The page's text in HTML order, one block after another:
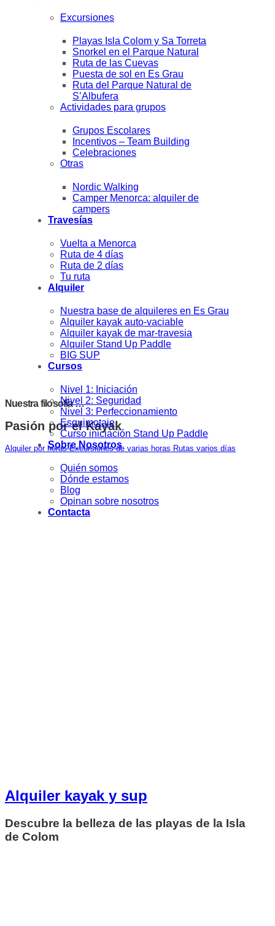
Excursiones
Playas Isla Colom y Sa Torreta
Snorkel en el Parque Natural
Ruta de las Cuevas
Puesta de sol en Es Grau
Ruta del Parque Natural de
S’Albufera
Actividades para grupos
Grupos Escolares
Incentivos – Team Building
Celebraciones
Otras
Nordic Walking
Camper Menorca: alquiler de
campers
Travesías
Vuelta a Menorca
Ruta de 4 días
Ruta de 2 días
Tu ruta
Alquiler
Nuestra base de alquileres en Es Grau
Alquiler kayak auto-vaciable
Alquiler kayak de mar-travesia
Alquiler Stand Up Paddle
BIG SUP
Cursos
Nivel 1: Iniciación
Nivel 2: Seguridad
Nivel 3: Perfeccionamiento
Esquimotaje
Curso iniciación Stand Up Paddle
Sobre Nosotros
Quién somos
Dónde estamos
Blog
Opinan sobre nosotros
Contacta
Nuestra filosofía …
Pasión por el Kayak
Alquiler por horas Excursiones de varias horas Rutas varios días
Alquiler kayak y sup
Descubre la belleza de las playas de la Isla
de Colom